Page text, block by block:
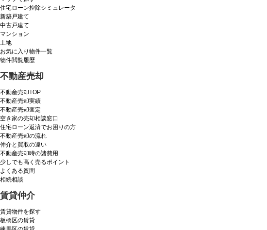
住宅ローン控除シミュレータ
新築戸建て
中古戸建て
マンション
土地
お気に入り物件一覧
物件閲覧履歴
不動産売却
不動産売却TOP
不動産売却実績
不動産売却査定
空き家の売却相談窓口
住宅ローン返済でお困りの方
不動産売却の流れ
仲介と買取の違い
不動産売却時の諸費用
少しでも高く売るポイント
よくある質問
相続相談
賃貸仲介
賃貸物件を探す
板橋区の賃貸